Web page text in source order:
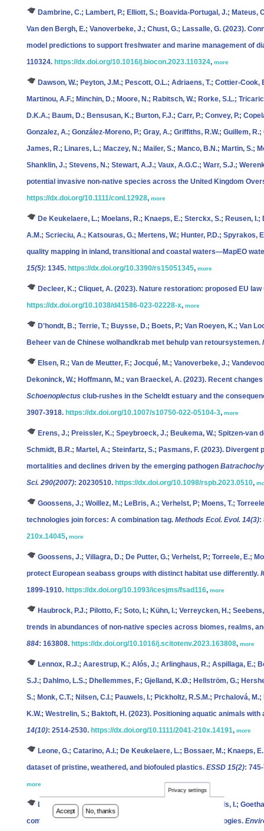
Dambrine, C.; Lambert, P.; Elliott, S.; Boavida-Portugal, J.; Mateus,
Van den Bergh, E.; Vanoverbeke, J.; Chust, G.; Lassalle, G. (2023).
model predictions to support freshwater and marine management of
110324. https://dx.doi.org/10.1016/j.biocon.2023.110324, more
Dawson, W.; Peyton, J.M.; Pescott, O.L.; Adriaens, T.; Cottier-Cook,
Martinou, A.F.; Minchin, D.; Moore, N.; Rabitsch, W.; Rorke, S.L.;
D.K.A.; Baum, D.; Bensusan, K.; Burton, F.J.; Carr, P.; Convey, P.;
Gonzalez, A.; González-Moreno, P.; Gray, A.; Griffiths, R.W.; Guillem,
James, R.; Linares, L.; Maczey, N.; Mailer, S.; Manco, B.N.; Martin, S.;
Shanklin, J.; Stevens, N.; Stewart, A.J.; Vaux, A.G.C.; Warr, S.J.;
potential invasive non-native species across the United Kingdom
https://dx.doi.org/10.1111/conl.12928, more
De Keukelaere, L.; Moelans, R.; Knaeps, E.; Sterckx, S.; Reusen,
A.M.; Scrieciu, A.; Katsouras, G.; Mertens, W.; Hunter, P.D.; Spyrakos,
quality mapping in inland, transitional and coastal waters—MapEO
15(5): 1345. https://dx.doi.org/10.3390/rs15051345, more
Decleer, K.; Cliquet, A. (2023). Nature restoration: proposed EU
https://dx.doi.org/10.1038/d41586-023-02228-x, more
D'hondt, B.; Terrie, T.; Buysse, D.; Boets, P.; Van Roeyen, K.; Van
Beheer van de Chinese wolhandkrab met behulp van retoursystemen.
Elsen, R.; Van de Meutter, F.; Jocqué, M.; Vanoverbeke, J.;
Dekoninck, W.; Hoffmann, M.; van Braeckel, A. (2023). Recent
Schoenoplectus club-rushes in the Scheldt estuary and the
3907-3918. https://dx.doi.org/10.1007/s10750-022-05104-3, more
Erens, J.; Preissler, K.; Speybroeck, J.; Beukema, W.; Spitzen-van
Schmidt, B.R.; Martel, A.; Steinfartz, S.; Pasmans, F. (2023). Divergent
mortalities and declines driven by the emerging pathogen
Sci. 290(2007): 20230510. https://dx.doi.org/10.1098/rspb.2023.0510,
Goossens, J.; Woillez, M.; LeBris, A.; Verhelst, P; Moens, T.;
technologies join forces: A combination tag. Methods Ecol. Evol. 14(3):
210x.14045, more
Goossens, J.; Villagra, D.; De Putter, G.; Verhelst, P.; Torreele, E.;
protect European seabass groups with distinct habitat use differently.
1899-1910. https://dx.doi.org/10.1093/icesjms/fsad116, more
Haubrock, P.J.; Pilotto, F.; Soto, I.; Kühn, I.; Verreycken, H.;
trends in abundances of non-native species across biomes, realms,
884: 163808. https://dx.doi.org/10.1016/j.scitotenv.2023.163808, more
Lennox, R.J.; Aarestrup, K.; Alós, J.; Arlinghaus, R.; Aspillaga, E.;
S.J.; Dahlmo, L.S.; Dhellemmes, F.; Gjelland, K.Ø.; Hellström, G.;
S.; Monk, C.T.; Nilsen, C.I.; Pauwels, I.; Pickholtz, R.S.M.; Prchalová,
K.W.; Westrelin, S.; Baktoft, H. (2023). Positioning aquatic animals
14(10): 2514-2530. https://dx.doi.org/10.1111/2041-210x.14191, more
Leone, G.; Catarino, A.I.; De Keukelaere, L.; Bossaer, M.; Knaeps,
dataset of pristine, weathered, and biofouled plastics. ESSD 15(2):
more
Leone, G.; Moulaert, I.; Devriese, L.I.; Sandra, M.; Pauwels, I.;
comprehensive assessment of plastic remediation technologies.
Privacy settings
Accept No, thanks